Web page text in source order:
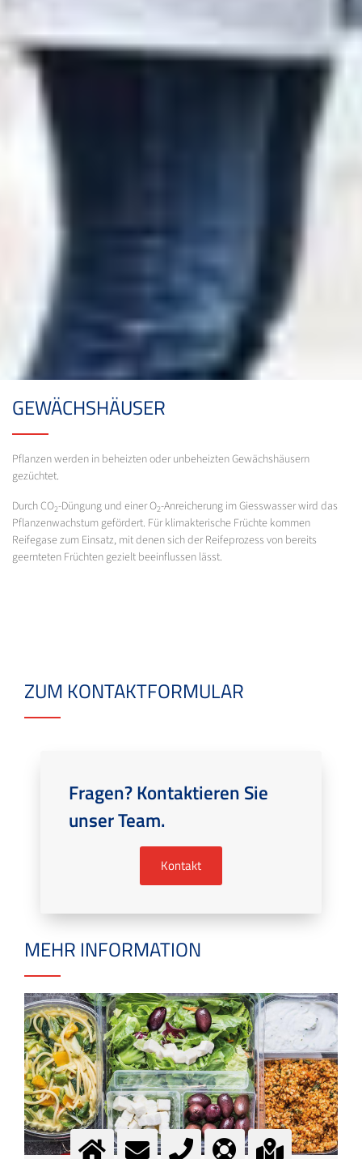
GEWÄCHSHÄUSER
Pflanzen werden in beheizten oder unbeheizten Gewächshäusern
gezüchtet.
Durch CO2-Düngung und einer O2-Anreicherung im Giesswasser wird das
Pflanzenwachstum gefördert. Für klimakterische Früchte kommen
Reifegase zum Einsatz, mit denen sich der Reifeprozess von bereits
geernteten Früchten gezielt beeinflussen lässt.
ZUM KONTAKTFORMULAR
Fragen? Kontaktieren Sie
unser Team.
Kontakt
MEHR INFORMATION